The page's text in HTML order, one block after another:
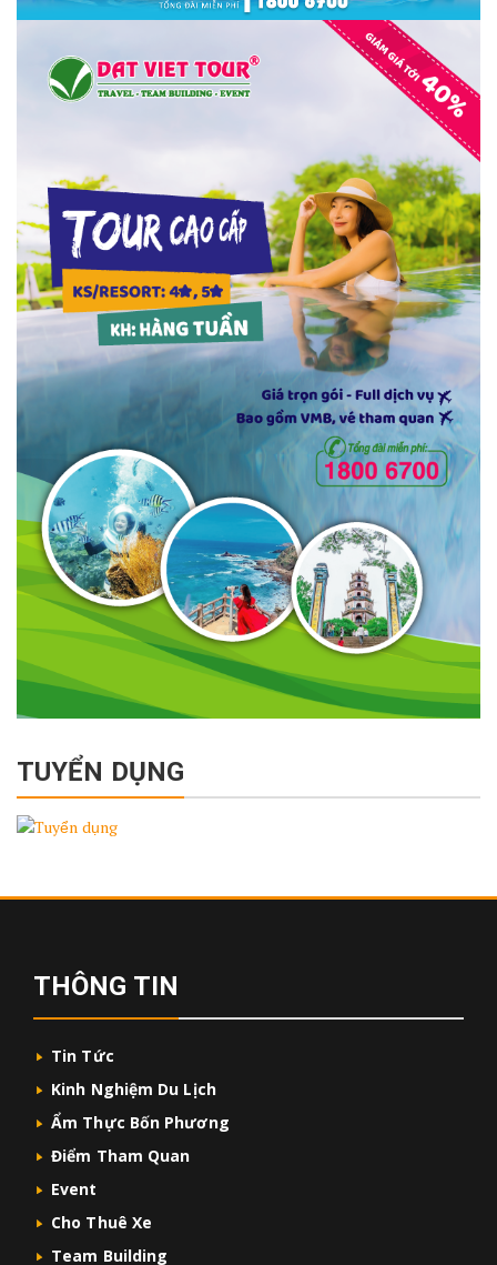
TUYỂN DỤNG
THÔNG TIN
Tin Tức
Kinh Nghiệm Du Lịch
Ẩm Thực Bốn Phương
Điểm Tham Quan
Event
Cho Thuê Xe
Team Building